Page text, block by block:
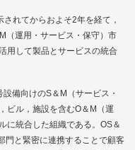
れてからおよそ2年を経て，
（運用・サービス・保守）市
用して製品とサービスの統合
備向けのS＆M（サービス・
ビル，施設を含むO＆M（運
に統合した組織である。OS＆
門と緊密に連携することで顧客